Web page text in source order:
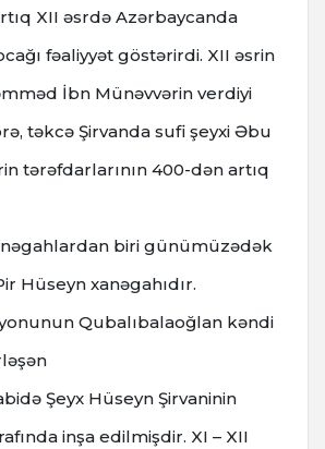
XII əsrdə Azərbaycanda
fəaliyyət göstərirdi. XII əsrin
İbn Münəvvərin verdiyi
təkcə Şirvanda sufi şeyxi Əbu
tərəfdarlarının 400-dən artıq
biri günümüzədək
Hüseyn xanəgahıdır.
Qubalıbalaoğlan kəndi
Şeyx Hüseyn Şirvaninin
inşa edilmişdir. XI – XII